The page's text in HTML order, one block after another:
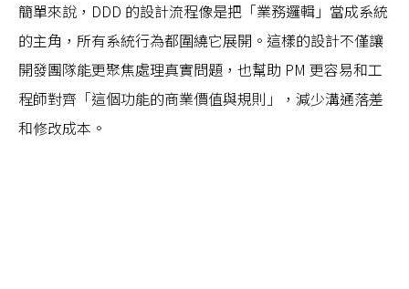
簡單來說，DDD 的設計流程像是把「業務邏輯」當成系統
的主角，所有系統行為都圍繞它展開。這樣的設計不僅讓
開發團隊能更聚焦處理真實問題，也幫助 PM 更容易和工
程師對齊「這個功能的商業價值與規則」，減少溝通落差
和修改成本。